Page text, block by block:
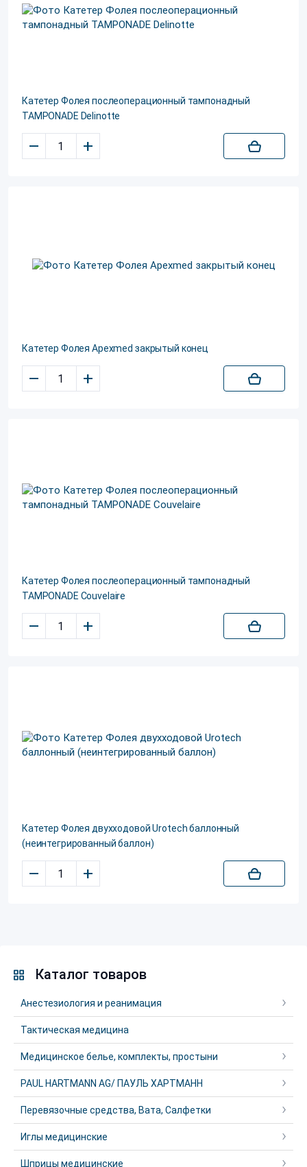
Катетер Фолея послеоперационный тампонадный
TAMPONADE Delinotte
– +
Катетер Фолея Apexmed закрытый конец
– +
Катетер Фолея послеоперационный тампонадный
TAMPONADE Couvelaire
– +
Катетер Фолея двухходовой Urotech баллонный
(неинтегрированный баллон)
– +
Каталог товаров
Анестезиология и реанимация
Тактическая медицина
Медицинское белье, комплекты, простыни
PAUL HARTMANN AG/ ПАУЛЬ ХАРТМАНН
Перевязочные средства, Вата, Салфетки
Иглы медицинские
Шприцы медицинские